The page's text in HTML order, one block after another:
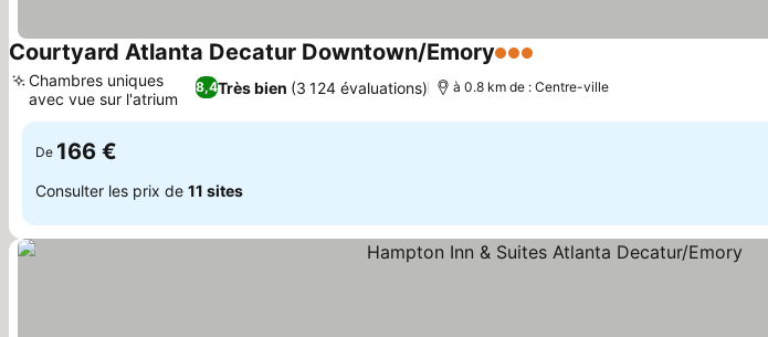
Courtyard Atlanta Decatur Downtown/Emory3 Étoiles
8,4Très bien (3 124 évaluations)
Chambres uniques
avec vue sur l'atrium
à 0.8 km de : Centre-ville
De 166 €
Consulter les prix de 11 sites